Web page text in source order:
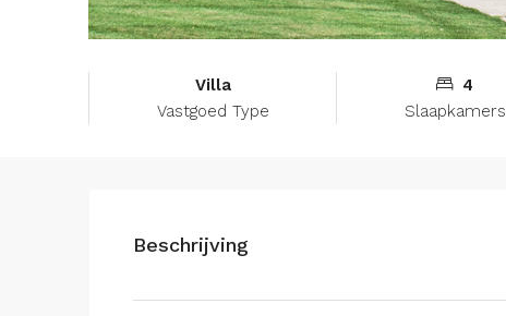
Villa
Vastgoed Type
4
Slaapkamers
Beschrijving